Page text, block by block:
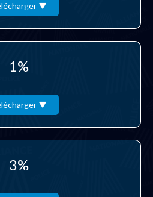
1%
3%